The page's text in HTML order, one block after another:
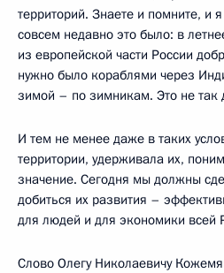
территорий. Знаете и помните, и
совсем недавно это было: в
из европейской части России
нужно было кораблями через
зимой – по зимникам. Это не так
И тем не менее даже в таких
территории, удерживала их,
значение. Сегодня мы должны
добиться их развития –
для людей и для экономики всей
Слово Олегу Николаевичу